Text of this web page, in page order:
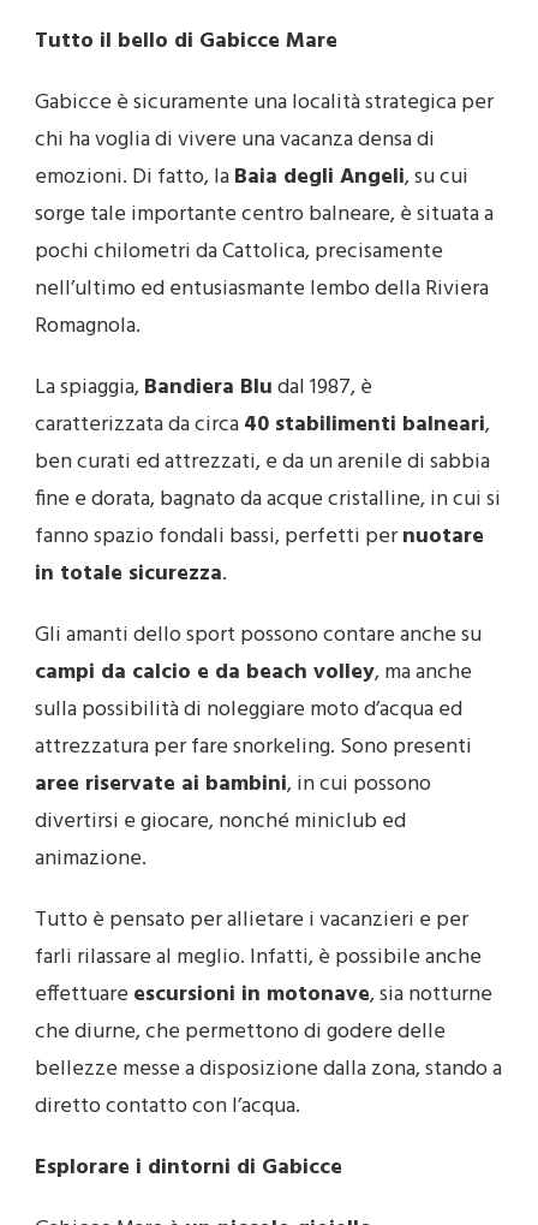
Tutto il bello di Gabicce Mare
Gabicce è sicuramente una località strategica per
chi ha voglia di vivere una vacanza densa di
emozioni. Di fatto, laBaia degli Angeli, su cui
sorge tale importante centro balneare, è situata a
pochi chilometri da Cattolica, precisamente
nell’ultimo ed entusiasmante lembo della Riviera
Romagnola.
La spiaggia,Bandiera Bludal 1987, è
caratterizzata da circa40 stabilimenti balneari,
ben curati ed attrezzati, e da un arenile di sabbia
fine e dorata, bagnato da acque cristalline, in cui si
fanno spazio fondali bassi, perfetti pernuotare
in totale sicurezza.
Gli amanti dello sport possono contare anche su
campi da calcio e da beach volley, ma anche
sulla possibilità di noleggiare moto d’acqua ed
attrezzatura per fare snorkeling. Sono presenti
aree riservate ai bambini, in cui possono
divertirsi e giocare, nonché miniclub ed
animazione.
Tutto è pensato per allietare i vacanzieri e per
farli rilassare al meglio. Infatti, è possibile anche
effettuare escursioni in motonave, sia notturne
che diurne, che permettono di godere delle
bellezze messe a disposizione dalla zona, stando a
diretto contatto con l’acqua.
Esplorare i dintorni di Gabicce